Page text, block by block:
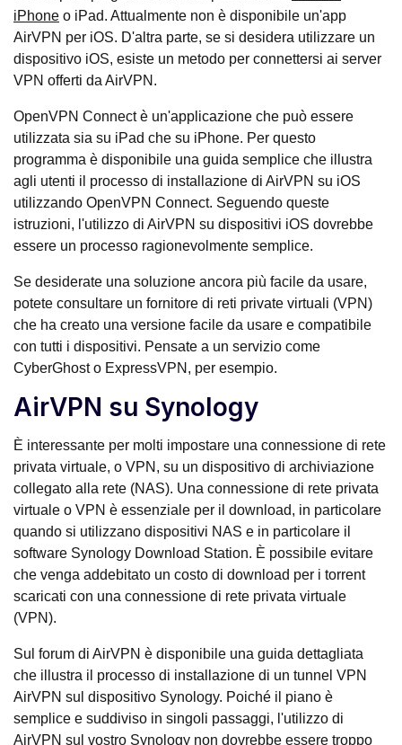
iPhone o iPad. Attualmente non è disponibile un'app
AirVPN per iOS. D'altra parte, se si desidera utilizzare un
dispositivo iOS, esiste un metodo per connettersi ai server
VPN offerti da AirVPN.
OpenVPN Connect è un'applicazione che può essere
utilizzata sia su iPad che su iPhone. Per questo
programma è disponibile una guida semplice che illustra
agli utenti il processo di installazione di AirVPN su iOS
utilizzando OpenVPN Connect. Seguendo queste
istruzioni, l'utilizzo di AirVPN su dispositivi iOS dovrebbe
essere un processo ragionevolmente semplice.
Se desiderate una soluzione ancora più facile da usare,
potete consultare un fornitore di reti private virtuali (VPN)
che ha creato una versione facile da usare e compatibile
con tutti i dispositivi. Pensate a un servizio come
CyberGhost o ExpressVPN, per esempio.
AirVPN su Synology
È interessante per molti impostare una connessione di rete
privata virtuale, o VPN, su un dispositivo di archiviazione
collegato alla rete (NAS). Una connessione di rete privata
virtuale o VPN è essenziale per il download, in particolare
quando si utilizzano dispositivi NAS e in particolare il
software Synology Download Station. È possibile evitare
che venga addebitato un costo di download per i torrent
scaricati con una connessione di rete privata virtuale
(VPN).
Sul forum di AirVPN è disponibile una guida dettagliata
che illustra il processo di installazione di un tunnel VPN
AirVPN sul dispositivo Synology. Poiché il piano è
semplice e suddiviso in singoli passaggi, l'utilizzo di
AirVPN sul vostro Synology non dovrebbe essere troppo